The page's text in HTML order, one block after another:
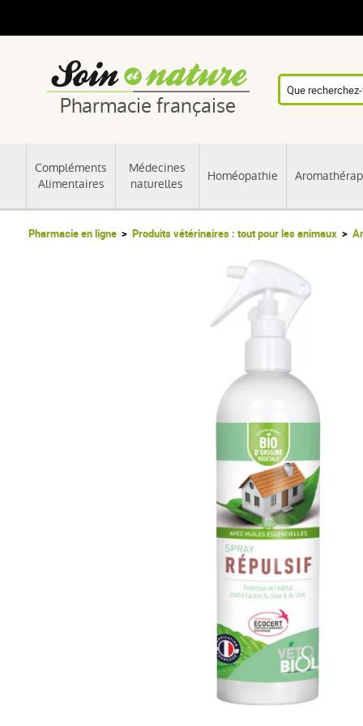
Pharmacie française
Compléments
Alimentaires
Médecines
naturelles
Homéopathie
Pharmacie en ligne Produits vétérinaires : tout pour les animaux